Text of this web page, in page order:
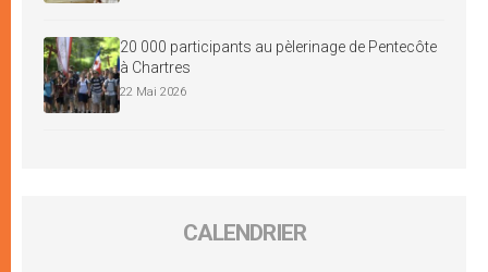
20 000 participants au pèlerinage de Pentecôte
à Chartres
22 Mai 2026
CALENDRIER